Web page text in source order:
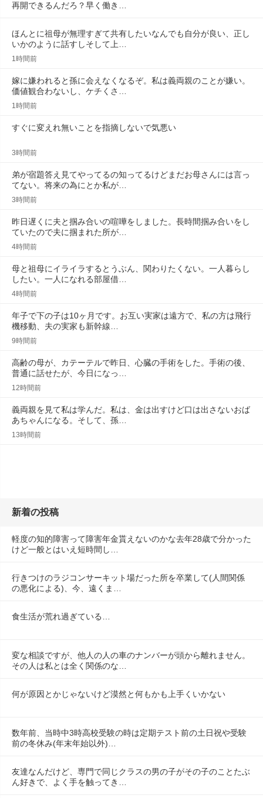
再開できるんだろ？早く働き…
ほんとに祖母が無理すぎて共有したいなんでも自分が良い、正し
いかのように話すしそして上…
1時間前
嫁に嫌われると孫に会えなくなるぞ。私は義両親のことが嫌い。
価値観合わないし、ケチくさ…
1時間前
すぐに変えれ無いことを指摘しないで気悪い
3時間前
弟が宿題答え見てやってるの知ってるけどまだお母さんには言っ
てない。将来の為にとか私が…
3時間前
昨日遅くに夫と掴み合いの喧嘩をしました。長時間掴み合いをし
ていたので夫に掴まれた所が…
4時間前
母と祖母にイライラするとうぶん、関わりたくない。一人暮らし
したい。一人になれる部屋借…
4時間前
年子で下の子は10ヶ月です。お互い実家は遠方で、私の方は飛行
機移動、夫の実家も新幹線…
9時間前
高齢の母が、カテーテルで昨日、心臓の手術をした。手術の後、
普通に話せたが、今日になっ…
12時間前
義両親を見て私は学んだ。私は、金は出すけど口は出さないおば
あちゃんになる。そして、孫…
13時間前
新着の投稿
軽度の知的障害って障害年金貰えないのかな去年28歳で分かった
けど一般とはいえ短時間し…
行きつけのラジコンサーキット場だった所を卒業して(人間関係
の悪化による)、今、遠くま…
食生活が荒れ過ぎている…
変な相談ですが、他人の人の車のナンバーが頭から離れません。
その人は私とは全く関係のな…
何が原因とかじゃないけど漠然と何もかも上手くいかない
数年前、当時中3時高校受験の時は定期テスト前の土日祝や受験
前の冬休み(年末年始以外)…
友達なんだけど、専門で同じクラスの男の子がその子のことたぶ
ん好きで、よく手を触ってき…